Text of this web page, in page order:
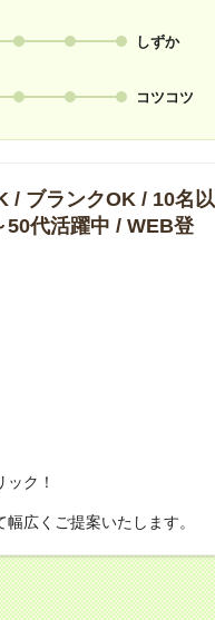
しずか
コツコツ
/ ブランクOK / 10名以
50代活躍中 / WEB登
ク！
広くご提案いたします。